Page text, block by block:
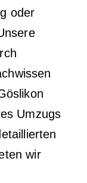
oder
Umzugs
wir